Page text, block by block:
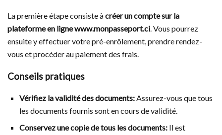
La première étape consiste àcréer un compte sur la
plateforme en ligne www.monpasseport.ci. Vous pourrez
ensuite y effectuer votre pré-enrôlement, prendre rendez-
vous et procéder au paiement des frais.
Conseils pratiques
Vérifiez la validité des documents:Assurez-vous que tous
les documents fournis sont en cours de validité.
Conservez une copie de tous les documents: Il est